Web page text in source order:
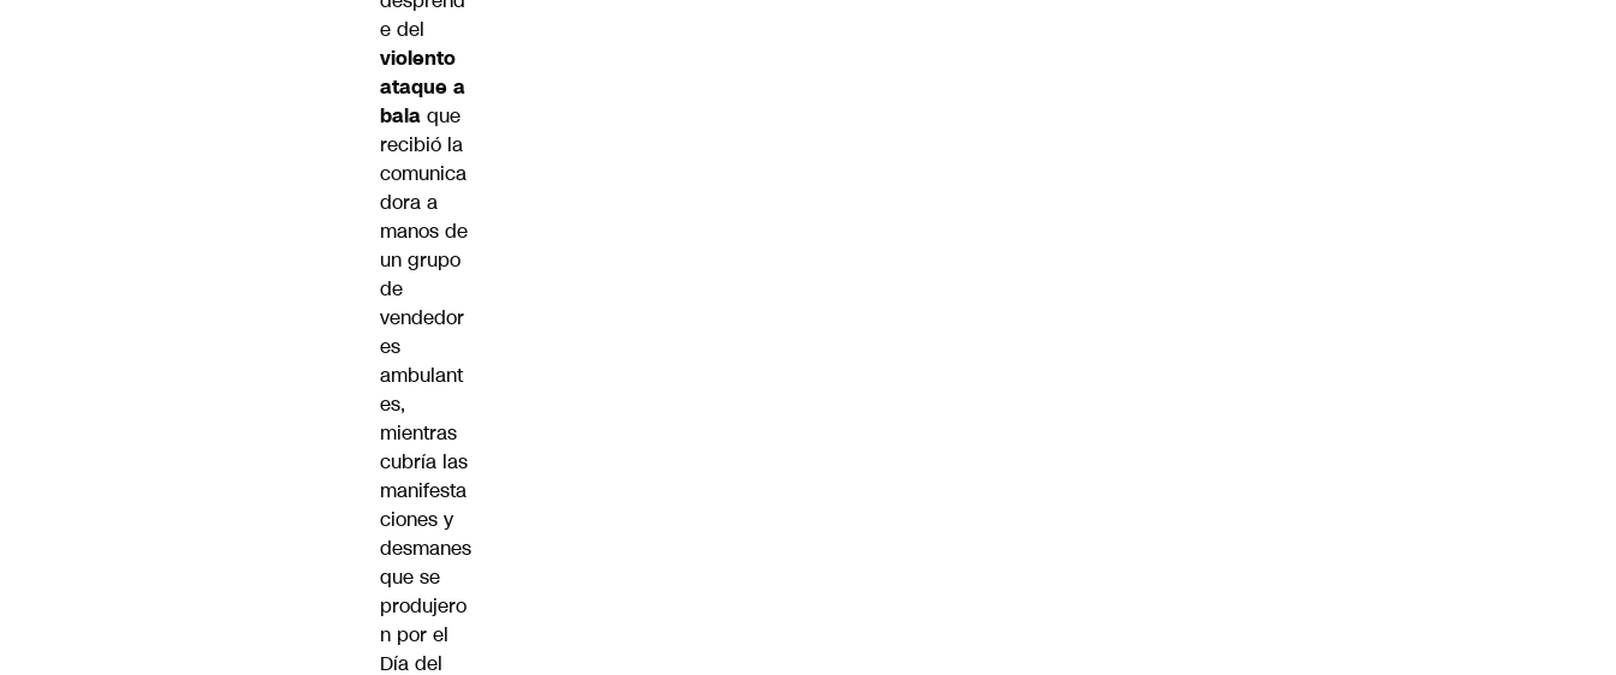
e del
violento
ataque a
bala que
recibió la
comunica
dora a
manos de
un grupo
de
vendedor
es
ambulant
es,
mientras
cubría las
manifesta
ciones y
desmanes
que se
produjero
n por el
Día del